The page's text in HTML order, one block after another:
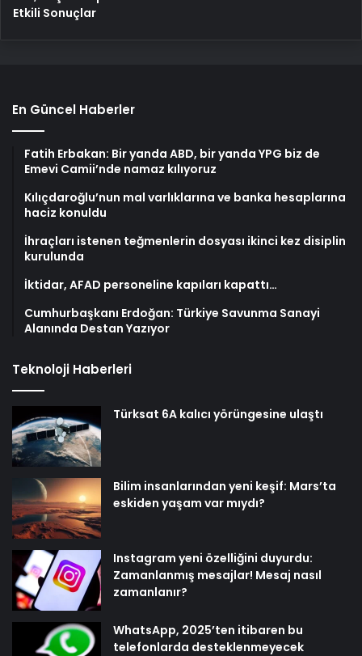
Etkili Sonuçlar
En Güncel Haberler
Fatih Erbakan: Bir yanda ABD, bir yanda YPG biz de
Emevi Camii’nde namaz kılıyoruz
Kılıçdaroğlu’nun mal varlıklarına ve banka hesaplarına
haciz konuldu
İhraçları istenen teğmenlerin dosyası ikinci kez disiplin
kurulunda
İktidar, AFAD personeline kapıları kapattı…
Cumhurbaşkanı Erdoğan: Türkiye Savunma Sanayi
Alanında Destan Yazıyor
Teknoloji Haberleri
Türksat 6A kalıcı yörüngesine ulaştı
Bilim insanlarından yeni keşif: Mars’ta
eskiden yaşam var mıydı?
Instagram yeni özelliğini duyurdu:
Zamanlanmış mesajlar! Mesaj nasıl
zamanlanır?
WhatsApp, 2025’ten itibaren bu
telefonlarda desteklenmeyecek